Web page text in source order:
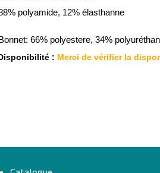
polyamide, 12% élasthanne
66% polyestere, 34%
: Merci de vérifier la